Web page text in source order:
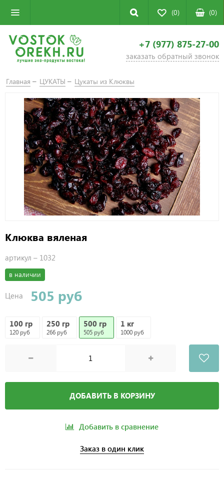
(0) (0)
+7 (977) 875-27-00
заказать обратный звонок
Главная ЦУКАТЫ Цукаты из Клюквы
Клюква вяленая
артикул – 1032
в наличии
Цена 505 руб
100 гр
120 руб
250 гр
266 руб
500 гр
505 руб
1 кг
1000 руб
ДОБАВИТЬ В КОРЗИНУ
Добавить в сравнение
Заказ в один клик